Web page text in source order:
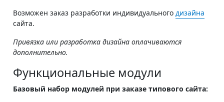
Возможен заказ разработки индивидуального дизайна
сайта.
Привязка или разработка дизайна оплачиваются
дополнительно.
Функциональные модули
Базовый набор модулей при заказе типового сайта: